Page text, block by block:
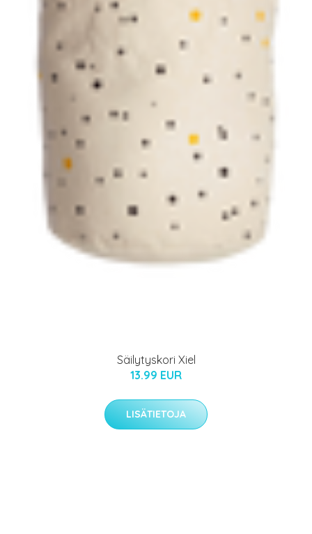
Säilytyskori Xiel
13.99 EUR
LISÄTIETOJA